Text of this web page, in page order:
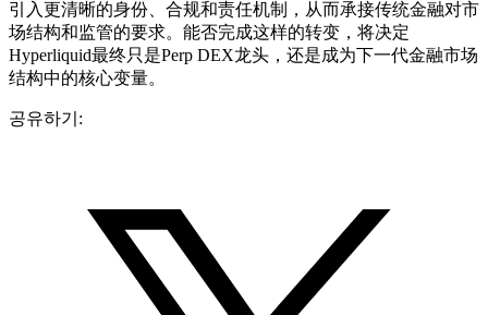
引入更清晰的身份、合规和责任机制，从而承接传统金融对市
场结构和监管的要求。能否完成这样的转变，将决定
Hyperliquid最终只是Perp DEX龙头，还是成为下一代金融市场
结构中的核心变量。
공유하기: